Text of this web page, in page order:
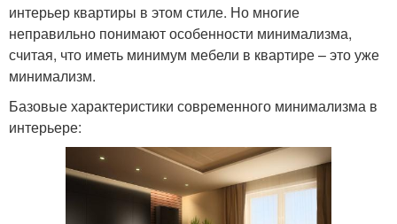
интерьер квартиры в этом стиле. Но многие
неправильно понимают особенности минимализма,
считая, что иметь минимум мебели в квартире – это уже
минимализм.
Базовые характеристики современного минимализма в
интерьере: